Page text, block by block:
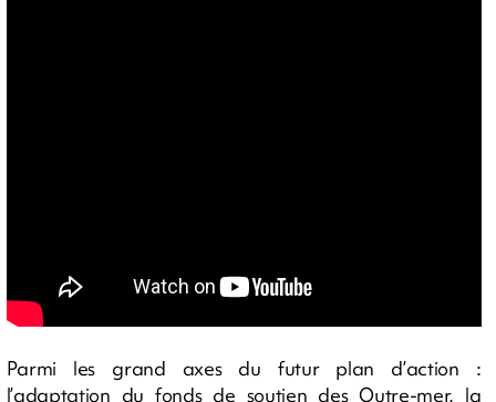
Parmi les grand axes du futur plan d’action :
l’adaptation du fonds de soutien des Outre-mer, la